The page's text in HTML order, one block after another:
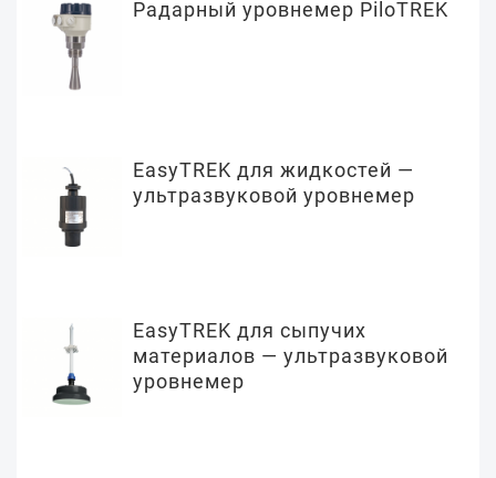
Радарный уровнемер PiloTREK
EasyTREK для жидкостей —
ультразвуковой уровнемер
EasyTREK для сыпучих
материалов — ультразвуковой
уровнемер